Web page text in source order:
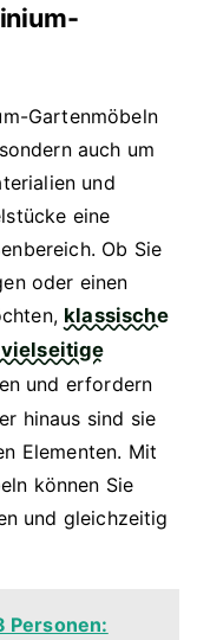
Gartenmöbeln
auch um
und
eine
Ob Sie
oder einen
klassische
und erfordern
hinaus sind sie
Elementen. Mit
können Sie
und gleichzeitig
Personen: